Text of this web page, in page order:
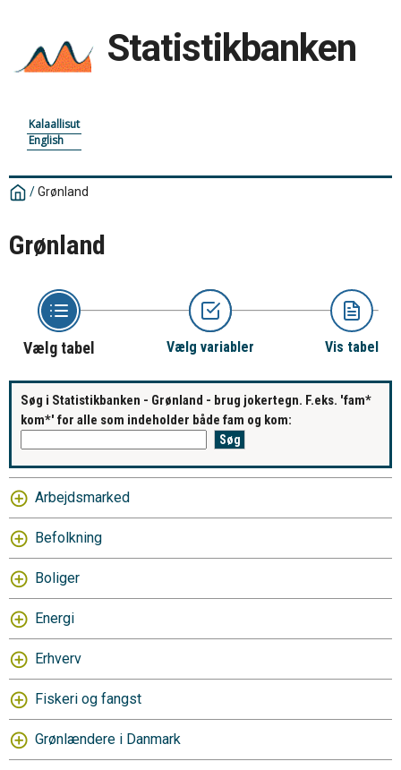
Statistikbanken
Kalaallisut
English
/Grønland
Grønland
Vælg tabel Vælg variabler Vis tabel
Søg i Statistikbanken - Grønland - brug jokertegn. F.eks. 'fam*
kom*' for alle som indeholder både fam og kom:
Arbejdsmarked
Befolkning
Boliger
Energi
Erhverv
Fiskeri og fangst
Grønlændere i Danmark